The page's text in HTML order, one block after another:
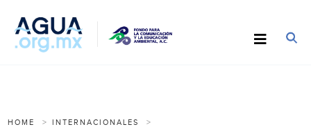
HOME INTERNACIONALES